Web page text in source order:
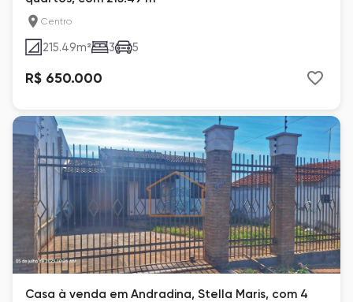
Centro
215.49m² 3 5
R$ 650.000
Casa à venda em Andradina, Stella Maris, com 4